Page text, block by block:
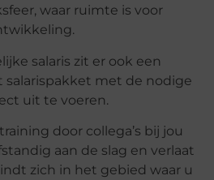
waar ruimte is voor
salaris zit er ook een
salarispakket met de nodige
uit te voeren.
door collega’s bij jou
aan de slag en verlaat
zich in het gebied waar u